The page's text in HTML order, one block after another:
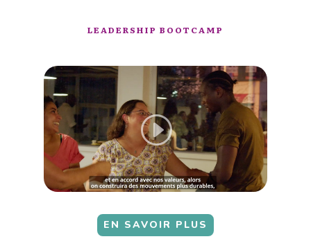
LEADERSHIP BOOTCAMP
EN SAVOIR PLUS